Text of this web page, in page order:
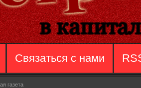
Связаться с нами
газета